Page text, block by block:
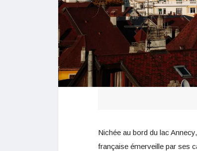
Nichée au bord du lac
française émerveille par ses